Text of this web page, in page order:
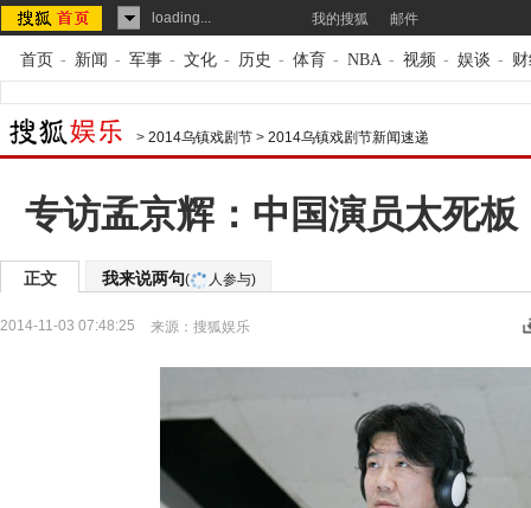
loading... 我的搜狐 邮件
首页 - 新闻 - 军事 - 文化 - 历史 - 体育 - NBA - 视频 - 娱谈 -
> 2014乌镇戏剧节 > 2014乌镇戏剧节新闻速递
专访孟京辉：中国演员太死板
正文 我来说两句( 人参与)
2014-11-03 07:48:25 来源： 搜狐娱乐